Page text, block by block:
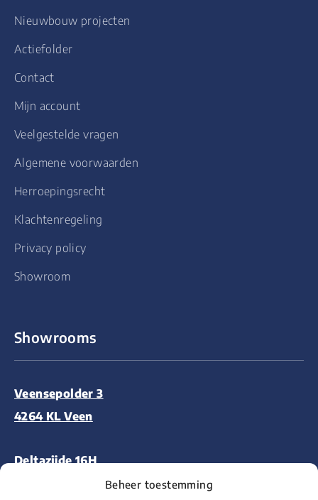
Beheer toestemming
Nieuwbouw projecten
Actiefolder
Contact
Mijn account
Veelgestelde vragen
Algemene voorwaarden
Herroepingsrecht
Klachtenregeling
Privacy policy
Showroom
Showrooms
Veensepolder 3
4264 KL Veen
Deltazijde 16H
1261 ZM Blaricum